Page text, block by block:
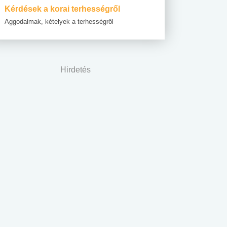
Kérdések a korai terhességről
Aggodalmak, kételyek a terhességről
Hirdetés